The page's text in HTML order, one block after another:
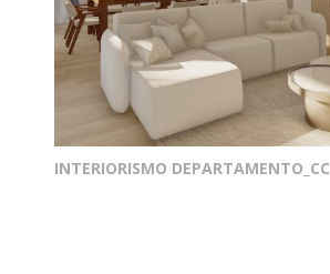
INTERIORISMO DEPARTAMENTO_CC